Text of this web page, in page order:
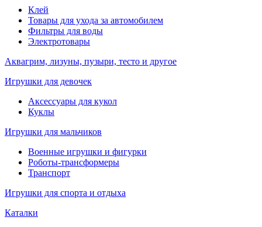
Клей
Товары для ухода за автомобилем
Фильтры для воды
Электротовары
Аквагрим, лизуны, пузыри, тесто и другое
Игрушки для девочек
Аксессуары для кукол
Куклы
Игрушки для мальчиков
Военные игрушки и фигурки
Роботы-трансформеры
Транспорт
Игрушки для спорта и отдыха
Каталки